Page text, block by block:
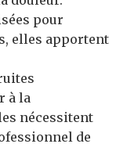
pour
elles apportent
à la
nécessitent
de